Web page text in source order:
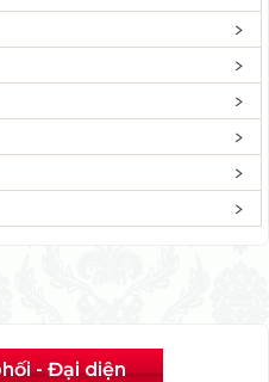
- Đại diện